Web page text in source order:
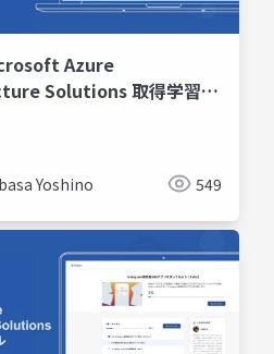
Azure
Solutions 取得学習会
Yoshino 549